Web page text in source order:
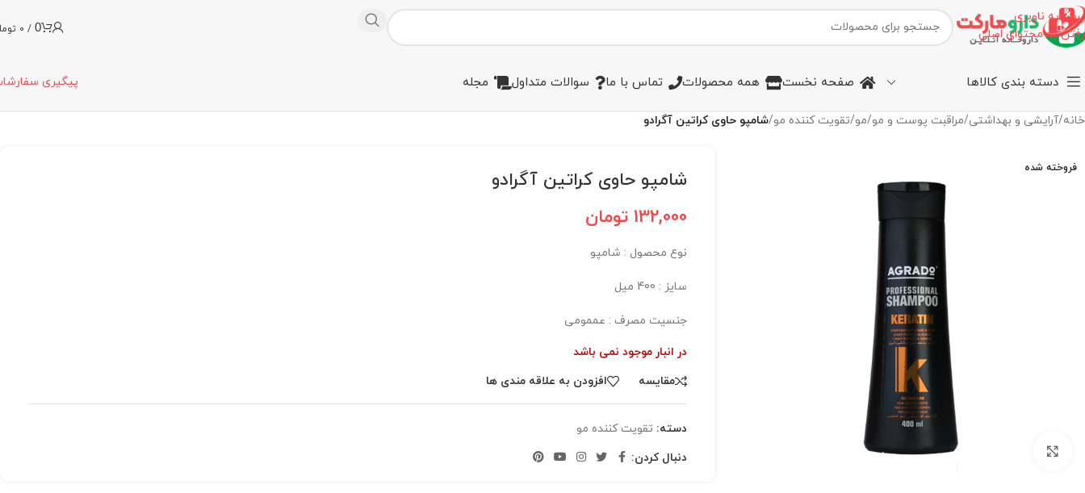
پرش به ناوبری
رفتن به محتوای اصلی
0
/
0
دسته بندی کالاها صفحه نخست همه محصولات تماس با ما سوالات متداول مجله پیگیری
خانه/آرایشی و بهداشتی/مراقبت پوست و مو/مو/تقویت کننده مو/شامپو حاوی کراتین آگرادو
فروخته شده
برای بزرگنمایی کلیک کنید
شامپو حاوی کراتین آگرادو
132,000 تومان
نوع محصول : شامپو
سایز : 400 میل
جنسیت مصرف : عممومی
در انبار موجود نمی باشد
مقایسه
افزودن به علاقه مندی ها
دسته: تقویت کننده مو
دنبال کردن: